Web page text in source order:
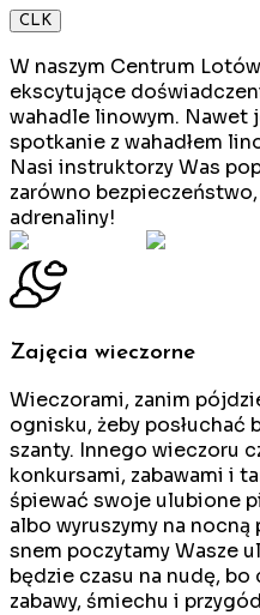
CLK
W naszym Centrum
ekscytujące
wahadle linowym. Nawet
spotkanie z wahadłem
Nasi instruktorzy Was
zarówno
adrenaliny!
Zajęcia wieczorne
Wieczorami, zanim
ognisku, żeby posłuchać
szanty. Innego wieczoru
konkursami, zabawami i
śpiewać swoje ulubione
albo wyruszymy na
snem poczytamy Wasze
będzie czasu na nudę, bo
zabawy, śmiechu i